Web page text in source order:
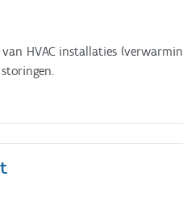
HVAC installaties